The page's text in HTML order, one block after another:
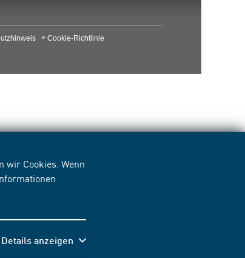
Cookies. Wenn
Details anzeigen
Cookie-Richtlinie